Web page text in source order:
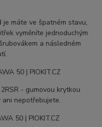
je máte ve špatném stavu,
vyměníte jednoduchým
a následném
- gumovou krytkou
ani nepotřebujete.